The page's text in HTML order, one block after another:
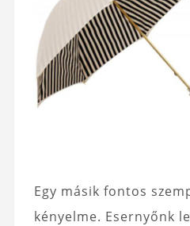
Egy másik fontos
kényelme. Esernyőnk